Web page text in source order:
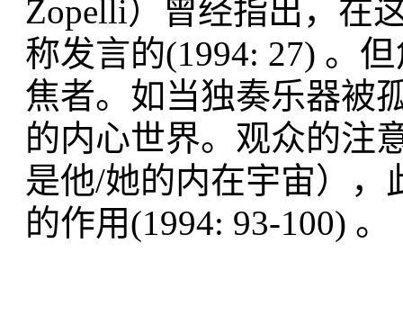
Zopelli）曾经指出，在
称发言的(1994: 27) 。
焦者。如当独奏乐器被
的内心世界。观众的注
是他/她的内在宇宙），
的作用(1994: 93-100) 。